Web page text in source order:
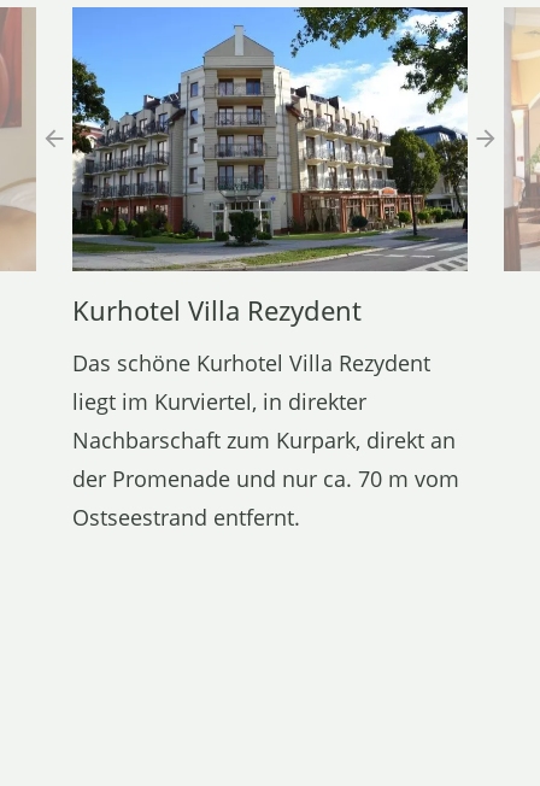
Kurhotel Villa Rezydent
Das schöne Kurhotel Villa Rezydent
liegt im Kurviertel, in direkter
Nachbarschaft zum Kurpark, direkt an
der Promenade und nur ca. 70 m vom
Ostseestrand entfernt.